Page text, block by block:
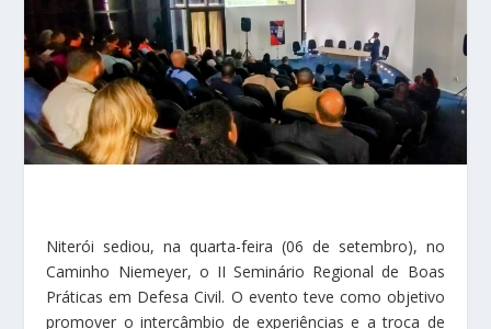
Niterói sediou, na quarta-feira (06 de setembro), no
Caminho Niemeyer, o II Seminário Regional de Boas
Práticas em Defesa Civil. O evento teve como objetivo
promover o intercâmbio de experiências e a troca de